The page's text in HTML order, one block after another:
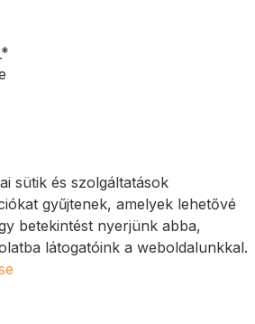
sütik és szolgáltatások
gyűjtenek, amelyek lehetővé
betekintést nyerjünk abba,
látogatóink a weboldalunkkal.